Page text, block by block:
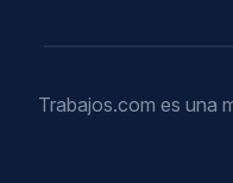
Trabajos.com es una